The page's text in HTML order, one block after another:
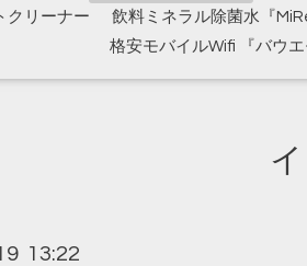
クリーナー
飲料ミネラル除菌水『
格安モバイルWifi 『バウエ
13:22